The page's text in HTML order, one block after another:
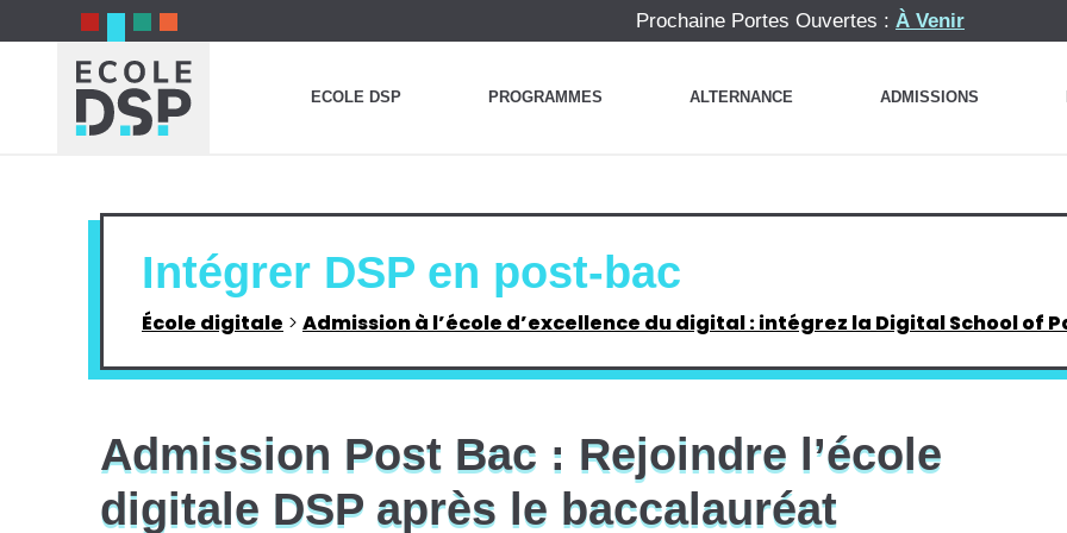
Prochaine Portes Ouvertes : À Venir
ECOLE DSP PROGRAMMES ALTERNANCE ADMISSIONS
Intégrer DSP en post-bac
École digitale > Admission à l’école d’excellence du digital : intégrez la Digital School of
Admission Post Bac : Rejoindre l’école
digitale DSP après le baccalauréat